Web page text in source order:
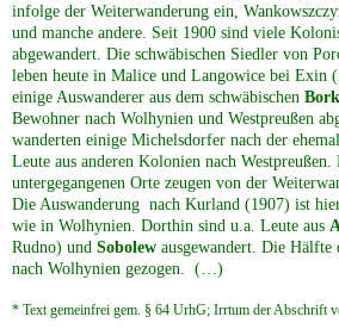
infolge der Weiterwanderung ein,
und manche andere. Seit 1900 sind viele
abgewandert. Die schwäbischen Siedler von
leben heute in Malice und Langowice bei Exin
einige Auswanderer aus dem schwäbischen
Bewohner nach Wolhynien und Westpreußen
wanderten einige Michelsdorfer nach der
Leute aus anderen Kolonien nach
untergegangenen Orte zeugen von der
Die Auswanderung nach Kurland (1907) ist
wie in Wolhynien. Dorthin sind u.a. Leute aus
Rudno) und Sobolew ausgewandert. Die Hälfte
nach Wolhynien gezogen. (…)
* Text gemeinfrei gem. § 64 UrhG; Irrtum der Abschrift